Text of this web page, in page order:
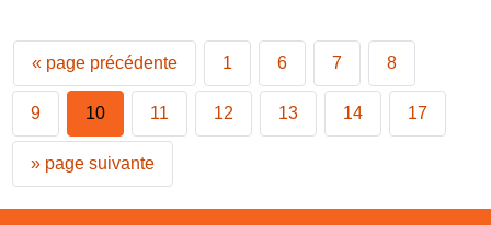
« page précédente 1 6 7 8
9 10 11 12 13 14 17
» page suivante